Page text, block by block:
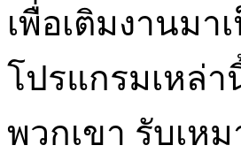
เพื่อเติมงานม
โปรแกรมเหล่า
พวกเขา รับเห